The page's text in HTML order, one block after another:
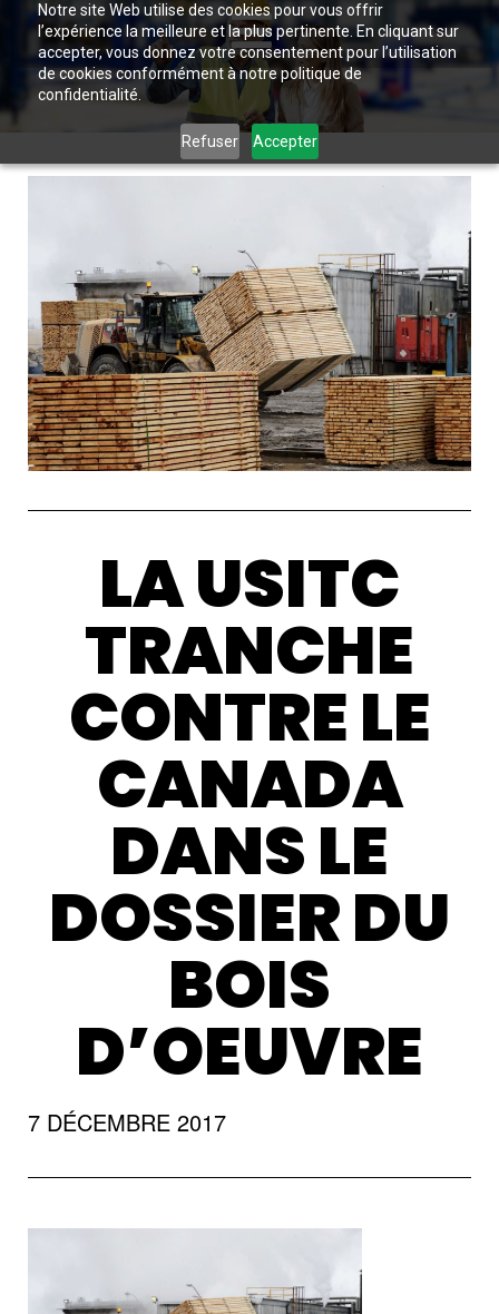
Notre site Web utilise des cookies pour vous offrir
l’expérience la meilleure et la plus pertinente. En cliquant sur
accepter, vous donnez votre consentement pour l’utilisation
de cookies conformément à notre politique de
confidentialité.
Refuser Accepter
LA USITC
TRANCHE
CONTRE LE
CANADA
DANS LE
DOSSIER DU
BOIS
D’OEUVRE
7 DÉCEMBRE 2017